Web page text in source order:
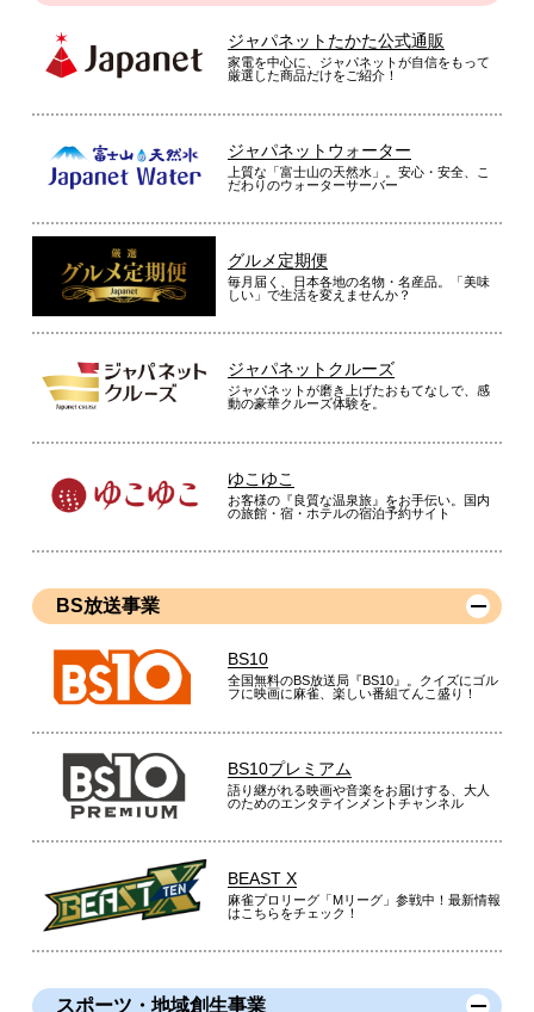
ジャパネットたかた公式通販
家電を中心に、ジャパネットが自信をもって
厳選した商品だけをご紹介！
ジャパネットウォーター
上質な「富士山の天然水」。安心・安全、こ
だわりのウォーターサーバー
グルメ定期便
毎月届く、日本各地の名物・名産品。「美味
しい」で生活を変えませんか？
ジャパネットクルーズ
ジャパネットが磨き上げたおもてなしで、感
動の豪華クルーズ体験を。
ゆこゆこ
お客様の『良質な温泉旅』をお手伝い。国内
の旅館・宿・ホテルの宿泊予約サイト
BS放送事業
BS10
全国無料のBS放送局『BS10』。クイズにゴル
フに映画に麻雀、楽しい番組てんこ盛り！
BS10プレミアム
語り継がれる映画や音楽をお届けする、大人
のためのエンタテインメントチャンネル
BEAST X
麻雀プロリーグ「Mリーグ」参戦中！最新情報
はこちらをチェック！
スポーツ・地域創生事業